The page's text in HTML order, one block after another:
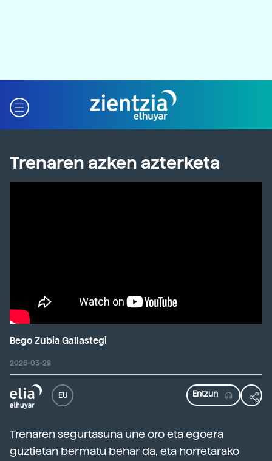
Trenaren azken azterketa
Bego Zubia Gallastegi
2026-03-28
EU
Trenaren segurtasuna une oro eta egoera
guztietan bermatu behar da, eta horretarako